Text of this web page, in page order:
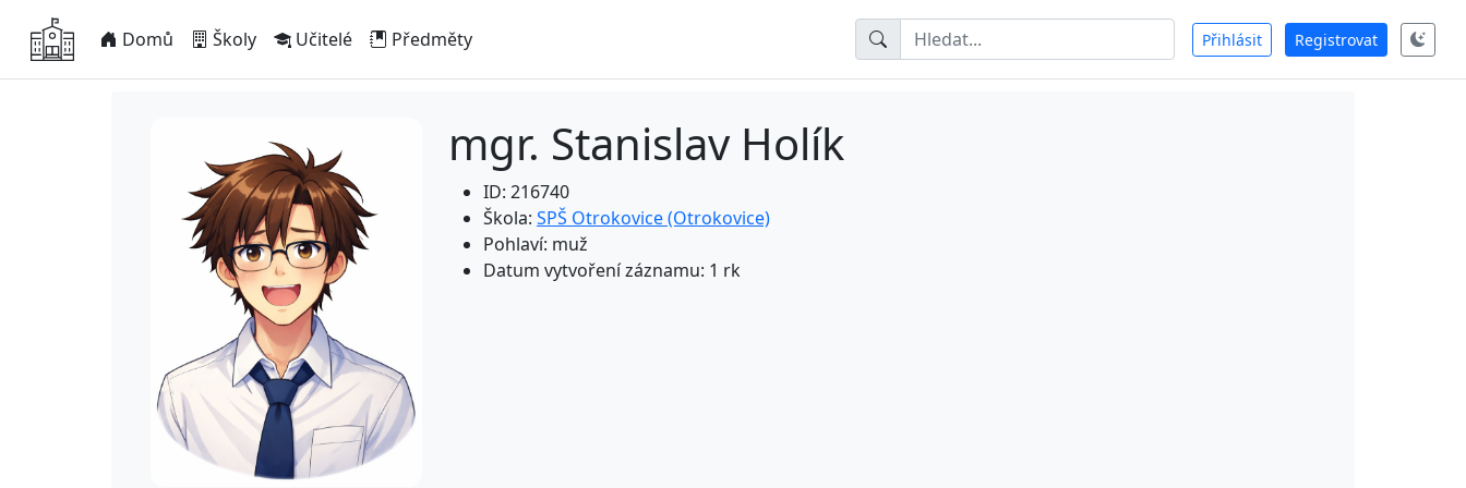
Domů Školy Učitelé Předměty Přihlásit Registrovat
mgr. Stanislav Holík
ID: 216740
Škola: SPŠ Otrokovice (Otrokovice)
Pohlaví: muž
Datum vytvoření záznamu: 1 rk